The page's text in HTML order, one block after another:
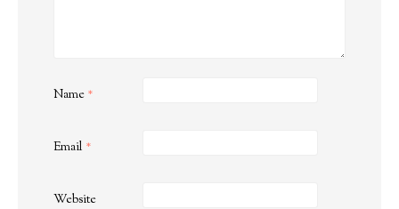
Name *
Email *
Website